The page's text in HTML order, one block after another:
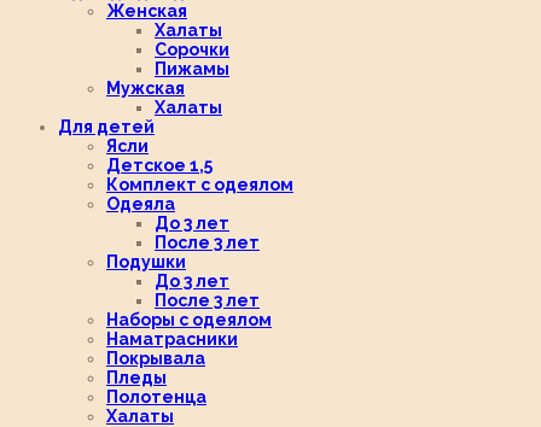
Женская
Халаты
Сорочки
Пижамы
Мужская
Халаты
Для детей
Ясли
Детское 1,5
Комплект с одеялом
Одеяла
До 3 лет
После 3 лет
Подушки
До 3 лет
После 3 лет
Наборы с одеялом
Наматрасники
Покрывала
Пледы
Полотенца
Халаты